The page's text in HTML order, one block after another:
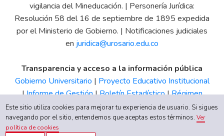
vigilancia del Mineducación. | Personería Jurídica:
Resolución 58 del 16 de septiembre de 1895 expedida
por el Ministerio de Gobierno. | Notificaciones judiciales
en juridica@urosario.edu.co
Transparencia y acceso a la información pública
Gobierno Universitario | Proyecto Educativo Institucional
|Informe de Gestión|Boletín Estadístico|Régimen
Tributario|Estados Financieros |Código de Ética| Canal
de Integridad UR
Este sitio utiliza cookies para mejorar tu experiencia de usuario. Si sigues
navegando por el sitio, entendemos que aceptas estos términos.Ver
política de cookies